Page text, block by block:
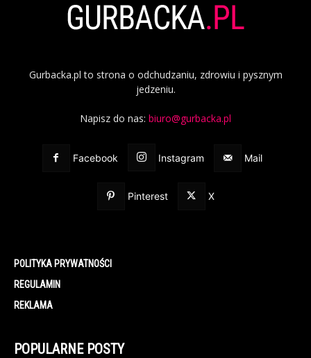
Gurbacka.pl to strona o odchudzaniu, zdrowiu i pysznym
jedzeniu.
Napisz do nas: biuro@gurbacka.pl
Facebook Instagram Mail
Pinterest X
POLITYKA PRYWATNOŚCI
REGULAMIN
REKLAMA
POPULARNE POSTY